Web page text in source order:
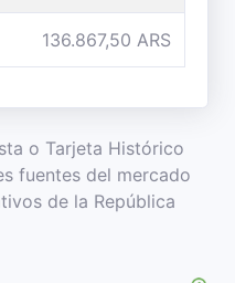
136.867,50 ARS
o Tarjeta Histórico
fuentes del mercado
de la República